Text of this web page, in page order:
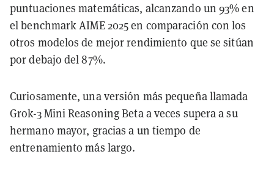
puntuaciones matemáticas, alcanzando un 93% en
el benchmark AIME 2025 en comparación con los
otros modelos de mejor rendimiento que se sitúan
por debajo del 87%.
Curiosamente, una versión más pequeña llamada
Grok-3 Mini Reasoning Beta a veces supera a su
hermano mayor, gracias a un tiempo de
entrenamiento más largo.